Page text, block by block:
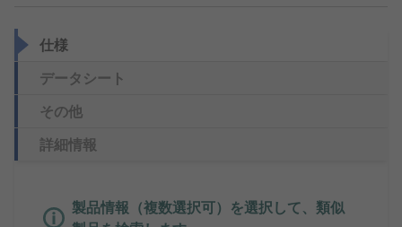
仕様
データシート
その他
詳細情報
製品情報（複数選択可）を選択して、類似